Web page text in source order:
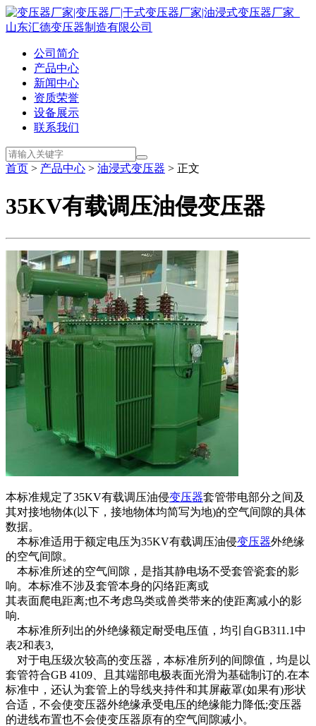
公司简介
产品中心
新闻中心
资质荣誉
设备展示
联系我们
首页 > 产品中心 > 油浸式变压器 > 正文
35KV有载调压油侵变压器
本标准规定了35KV有载调压油侵变压器套管带电部分之间及
其对接地物体(以下，接地物体均简写为地)的空气间隙的具体
数据。
本标准适用于额定电压为35KV有载调压油侵变压器外绝缘
的空气间隙。
本标准所述的空气间隙，是指其静电场不受套管瓷套的影
响。本标准不涉及套管本身的闪络距离或
其表面爬电距离;也不考虑鸟类或兽类带来的使距离减小的影
响.
本标准所列出的外绝缘额定耐受电压值，均引自GB311.1中
表2和表3,
对于电压级次较高的变压器，本标准所列的间隙值，均是以
套管符合GB 4109、且其端部电极表面光滑为基础制订的.在本
标准中，还认为套管上的导线夹持件和其屏蔽罩(如果有)形状
合适，不会使变压器外绝缘承受电压的绝缘能力降低;变压器
的进线布置也不会使变压器原有的空气间隙减小。